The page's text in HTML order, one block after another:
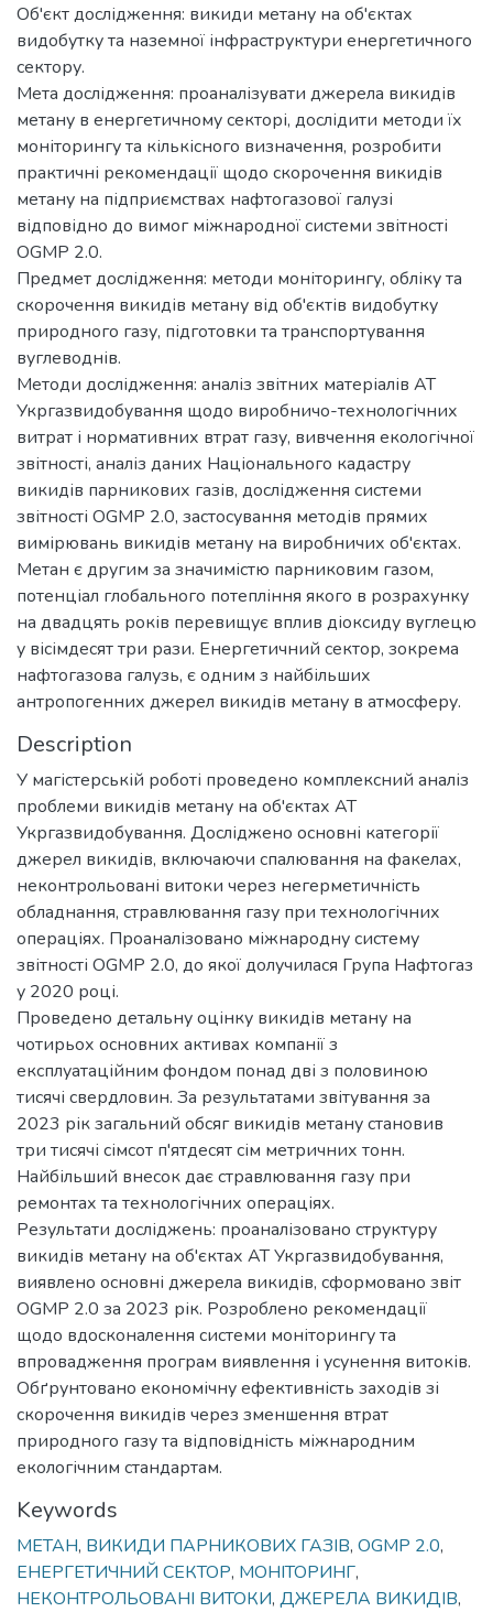
Об'єкт дослідження: викиди метану на об'єктах
видобутку та наземної інфраструктури енергетичного
сектору.
Мета дослідження: проаналізувати джерела викидів
метану в енергетичному секторі, дослідити методи їх
моніторингу та кількісного визначення, розробити
практичні рекомендації щодо скорочення викидів
метану на підприємствах нафтогазової галузі
відповідно до вимог міжнародної системи звітності
OGMP 2.0.
Предмет дослідження: методи моніторингу, обліку та
скорочення викидів метану від об'єктів видобутку
природного газу, підготовки та транспортування
вуглеводнів.
Методи дослідження: аналіз звітних матеріалів АТ
Укргазвидобування щодо виробничо-технологічних
витрат і нормативних втрат газу, вивчення екологічної
звітності, аналіз даних Національного кадастру
викидів парникових газів, дослідження системи
звітності OGMP 2.0, застосування методів прямих
вимірювань викидів метану на виробничих об'єктах.
Метан є другим за значимістю парниковим газом,
потенціал глобального потепління якого в розрахунку
на двадцять років перевищує вплив діоксиду вуглецю
у вісімдесят три рази. Енергетичний сектор, зокрема
нафтогазова галузь, є одним з найбільших
антропогенних джерел викидів метану в атмосферу.
Description
У магістерській роботі проведено комплексний аналіз
проблеми викидів метану на об'єктах АТ
Укргазвидобування. Досліджено основні категорії
джерел викидів, включаючи спалювання на факелах,
неконтрольовані витоки через негерметичність
обладнання, стравлювання газу при технологічних
операціях. Проаналізовано міжнародну систему
звітності OGMP 2.0, до якої долучилася Група Нафтогаз
у 2020 році.
Проведено детальну оцінку викидів метану на
чотирьох основних активах компанії з
експлуатаційним фондом понад дві з половиною
тисячі свердловин. За результатами звітування за
2023 рік загальний обсяг викидів метану становив
три тисячі сімсот п'ятдесят сім метричних тонн.
Найбільший внесок дає стравлювання газу при
ремонтах та технологічних операціях.
Результати досліджень: проаналізовано структуру
викидів метану на об'єктах АТ Укргазвидобування,
виявлено основні джерела викидів, сформовано звіт
OGMP 2.0 за 2023 рік. Розроблено рекомендації
щодо вдосконалення системи моніторингу та
впровадження програм виявлення і усунення витоків.
Обґрунтовано економічну ефективність заходів зі
скорочення викидів через зменшення втрат
природного газу та відповідність міжнародним
екологічним стандартам.
Keywords
МЕТАН, ВИКИДИ ПАРНИКОВИХ ГАЗІВ, OGMP 2.0,
ЕНЕРГЕТИЧНИЙ СЕКТОР, МОНІТОРИНГ,
НЕКОНТРОЛЬОВАНІ ВИТОКИ, ДЖЕРЕЛА ВИКИДІВ,